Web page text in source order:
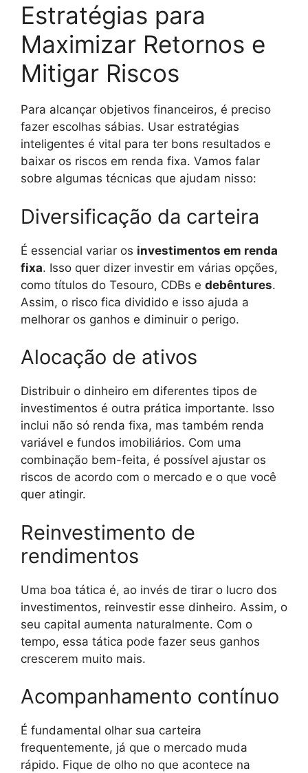
Estratégias para
Maximizar Retornos e
Mitigar Riscos
Para alcançar objetivos financeiros, é preciso
fazer escolhas sábias. Usar estratégias
inteligentes é vital para ter bons resultados e
baixar os riscos em renda fixa. Vamos falar
sobre algumas técnicas que ajudam nisso:
Diversificação da carteira
É essencial variar os investimentos em renda
fixa. Isso quer dizer investir em várias opções,
como títulos do Tesouro, CDBs e debêntures.
Assim, o risco fica dividido e isso ajuda a
melhorar os ganhos e diminuir o perigo.
Alocação de ativos
Distribuir o dinheiro em diferentes tipos de
investimentos é outra prática importante. Isso
inclui não só renda fixa, mas também renda
variável e fundos imobiliários. Com uma
combinação bem-feita, é possível ajustar os
riscos de acordo com o mercado e o que você
quer atingir.
Reinvestimento de
rendimentos
Uma boa tática é, ao invés de tirar o lucro dos
investimentos, reinvestir esse dinheiro. Assim, o
seu capital aumenta naturalmente. Com o
tempo, essa tática pode fazer seus ganhos
crescerem muito mais.
Acompanhamento contínuo
É fundamental olhar sua carteira
frequentemente, já que o mercado muda
rápido. Fique de olho no que acontece na